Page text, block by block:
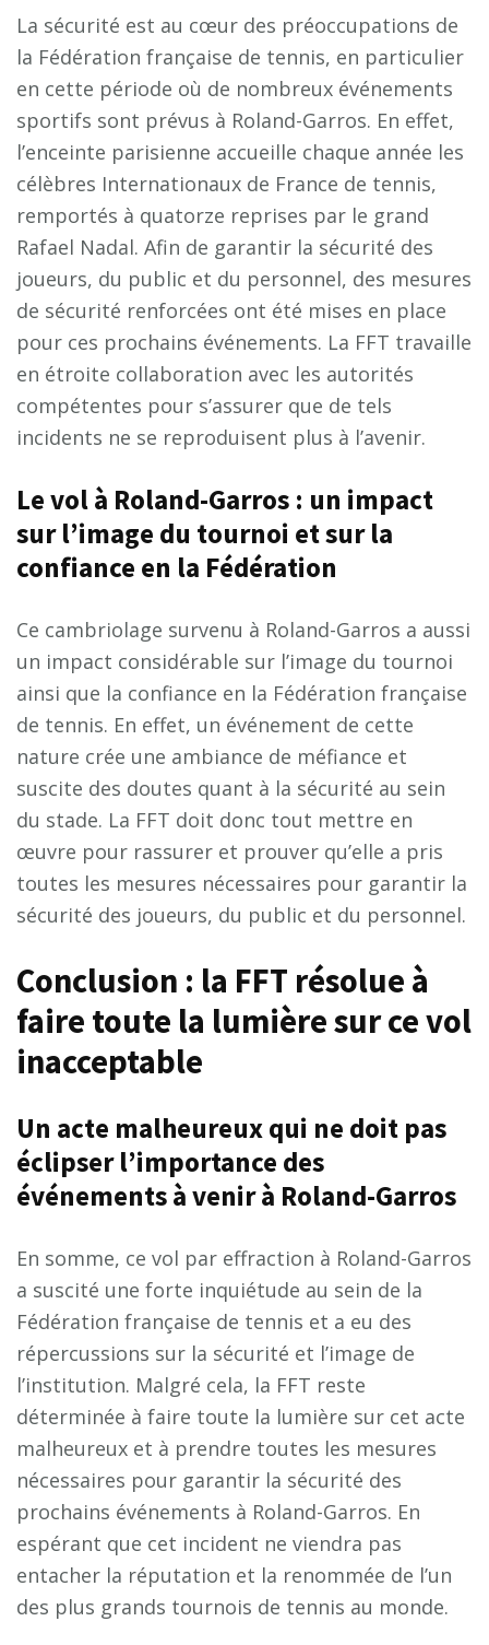
La sécurité est au cœur des préoccupations de
la Fédération française de tennis, en particulier
en cette période où de nombreux événements
sportifs sont prévus à Roland-Garros. En effet,
l’enceinte parisienne accueille chaque année les
célèbres Internationaux de France de tennis,
remportés à quatorze reprises par le grand
Rafael Nadal. Afin de garantir la sécurité des
joueurs, du public et du personnel, des mesures
de sécurité renforcées ont été mises en place
pour ces prochains événements. La FFT travaille
en étroite collaboration avec les autorités
compétentes pour s’assurer que de tels
incidents ne se reproduisent plus à l’avenir.
Le vol à Roland-Garros : un impact
sur l’image du tournoi et sur la
confiance en la Fédération
Ce cambriolage survenu à Roland-Garros a aussi
un impact considérable sur l’image du tournoi
ainsi que la confiance en la Fédération française
de tennis. En effet, un événement de cette
nature crée une ambiance de méfiance et
suscite des doutes quant à la sécurité au sein
du stade. La FFT doit donc tout mettre en
œuvre pour rassurer et prouver qu’elle a pris
toutes les mesures nécessaires pour garantir la
sécurité des joueurs, du public et du personnel.
Conclusion : la FFT résolue à
faire toute la lumière sur ce vol
inacceptable
Un acte malheureux qui ne doit pas
éclipser l’importance des
événements à venir à Roland-Garros
En somme, ce vol par effraction à Roland-Garros
a suscité une forte inquiétude au sein de la
Fédération française de tennis et a eu des
répercussions sur la sécurité et l’image de
l’institution. Malgré cela, la FFT reste
déterminée à faire toute la lumière sur cet acte
malheureux et à prendre toutes les mesures
nécessaires pour garantir la sécurité des
prochains événements à Roland-Garros. En
espérant que cet incident ne viendra pas
entacher la réputation et la renommée de l’un
des plus grands tournois de tennis au monde.